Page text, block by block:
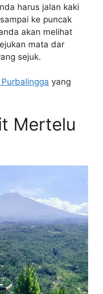
harus jalan kaki
ke puncak
akan melihat
mata dar
sejuk.
yang
Mertelu